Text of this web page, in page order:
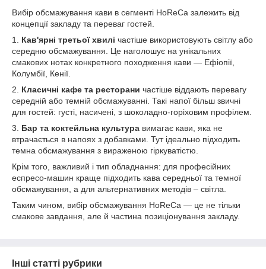
Вибір обсмажування кави в сегменті HoReCa залежить від
концепції закладу та переваг гостей.
1. Кав'ярні третьої хвилі частіше використовують світлу або
середню обсмажування. Це наголошує на унікальних
смакових нотах конкретного походження кави — Ефіопії,
Колумбії, Кенії.
2.
Класичні кафе та ресторани частіше віддають перевагу
середній або темній обсмажуванні. Такі напої більш звичні
для гостей: густі, насичені, з шоколадно-горіховим профілем.
3.
Бар та коктейльна культура вимагає кави, яка не
втрачається в напоях з добавками. Тут ідеально підходить
темна обсмажування з вираженою гіркуватістю.
Крім того, важливий і тип обладнання: для професійних
еспресо-машин краще підходить кава середньої та темної
обсмажування, а для альтернативних методів – світла.
Таким чином, вибір обсмажування HoReCa — це не тільки
смакове завдання, але й частина позиціонування закладу.
Інші статті рубрики